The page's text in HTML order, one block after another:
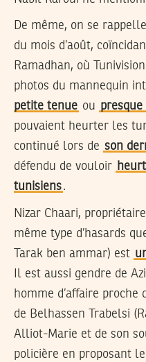
De même, on se
du mois d’août,
Ramadhan, où
photos du mannequin
petite tenue ou presque
pouvaient heurter les
continué lors de son
défendu de vouloir
tunisiens.
Nizar Chaari,
même type d’hasards
Tarak ben ammar) est
Il est aussi gendre de
homme d’affaire proche
de Belhassen Trabelsi
Alliot-Marie et de son
policière en proposant le